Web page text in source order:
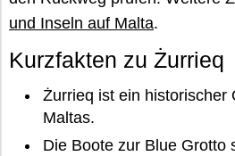
und Inseln auf Malta.
Kurzfakten zu Żurrieq
Żurrieq ist ein historischer
Maltas.
Die Boote zur Blue Grotto